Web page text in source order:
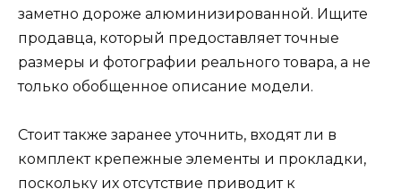
заметно дороже алюминизированной. Ищите
продавца, который предоставляет точные
размеры и фотографии реального товара, а не
только обобщенное описание модели.
Стоит также заранее уточнить, входят ли в
комплект крепежные элементы и прокладки,
поскольку их отсутствие приводит к